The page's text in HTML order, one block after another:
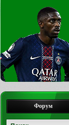
Форум